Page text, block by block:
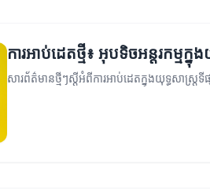
ការអាប់ដេតថ្មី៖ អុបទិចអន្តរកម្មក្នុ
សារព័ត៌មានថ្មីៗស្តីអំពីការអាប់ដេតក្នុងយុទ្ធសាស្ត្រទីផ្